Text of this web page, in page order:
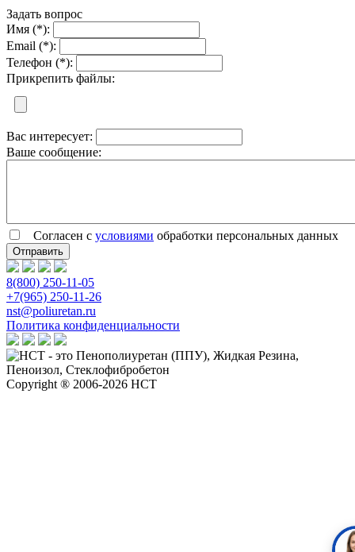
Задать вопрос
Имя (*):
Email (*):
Телефон (*):
Прикрепить файлы:
Вас интересует:
Ваше сообщение:
Согласен с условиями обработки персональных данных
8(800) 250-11-05
+7(965) 250-11-26
nst@poliuretan.ru
Политика конфиденциальности
Copyright ® 2006-2026 НСТ